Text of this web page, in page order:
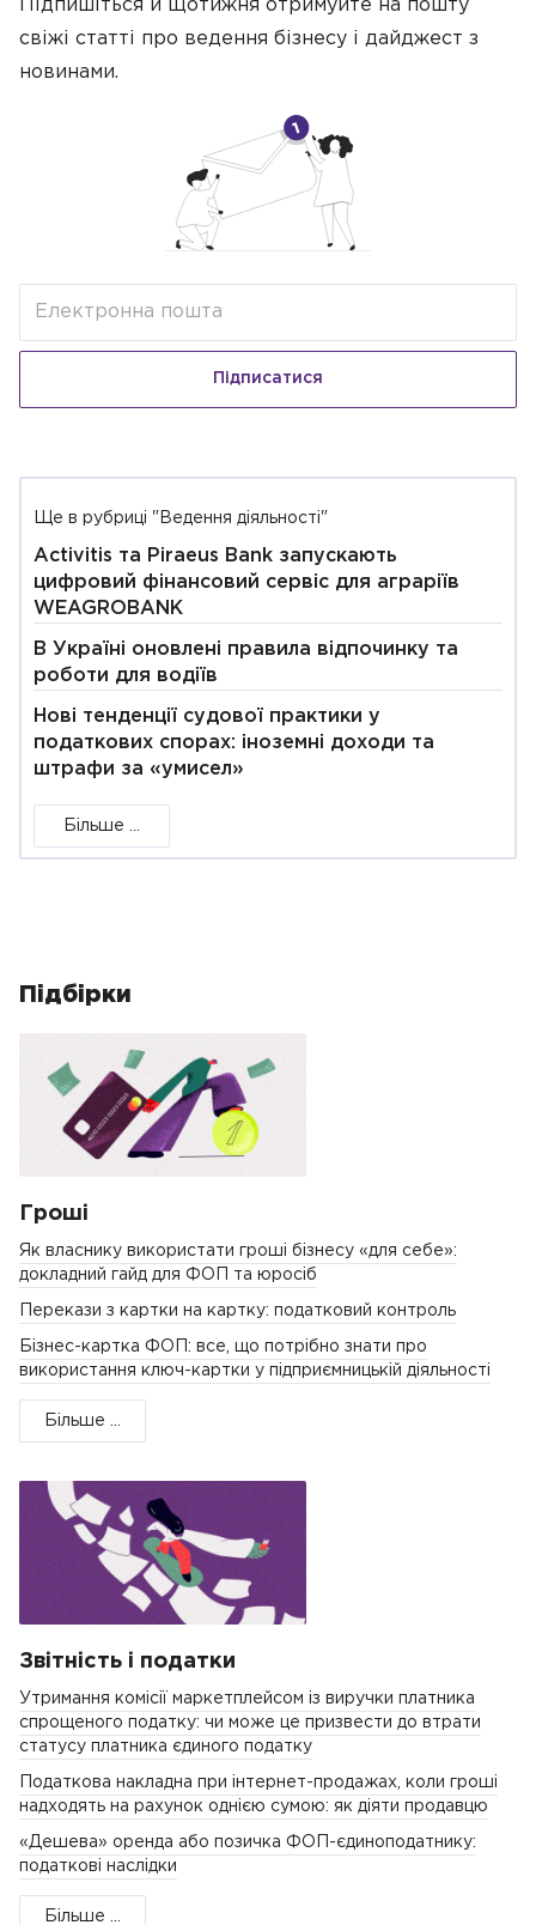
Підпишіться й щотижня отримуйте на пошту
свіжі статті про ведення бізнесу і дайджест з
новинами.
Підписатися
Ще в рубриці "Ведення діяльності"
Activitis та Piraeus Bank запускають
цифровий фінансовий сервіс для аграріїв
WEAGROBANK
В Україні оновлені правила відпочинку та
роботи для водіїв
Нові тенденції судової практики у
податкових спорах: іноземні доходи та
штрафи за «умисел»
Більше ...
Підбірки
Гроші
Як власнику використати гроші бізнесу «для себе»:
докладний гайд для ФОП та юросіб
Перекази з картки на картку: податковий контроль
Бізнес-картка ФОП: все, що потрібно знати про
використання ключ-картки у підприємницькій діяльності
Більше ...
Звітність і податки
Утримання комісії маркетплейсом із виручки платника
спрощеного податку: чи може це призвести до втрати
статусу платника єдиного податку
Податкова накладна при інтернет-продажах, коли гроші
надходять на рахунок однією сумою: як діяти продавцю
«Дешева» оренда або позичка ФОП-єдиноподатнику:
податкові наслідки
Більше ...